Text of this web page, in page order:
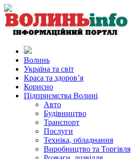
Волинь
Україна та світ
Краса та здоров’я
Корисно
Підприємства Волині
Авто
Будівництво
Транспорт
Послуги
Техніка, обладнання
Виробництво та Торгівля